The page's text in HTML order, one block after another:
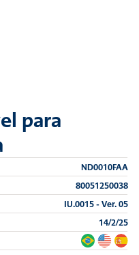
para
ND0010FAA
80051250038
IU.0015 - Ver. 05
14/2/25